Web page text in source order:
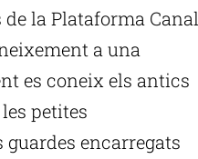
de la Plataforma Canal
a una
es coneix els antics
petites
encarregats